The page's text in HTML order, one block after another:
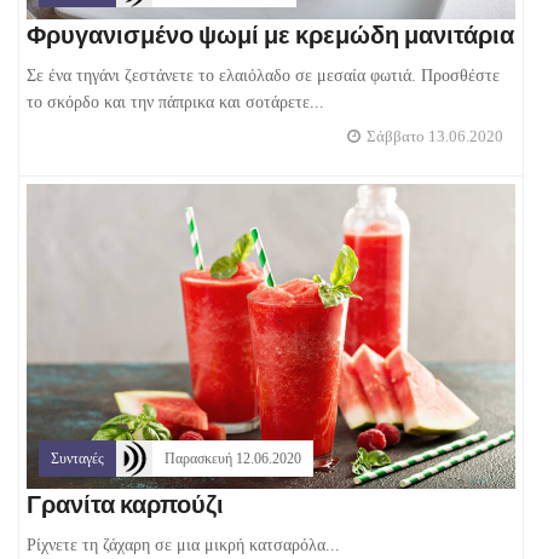
Φρυγανισμένο ψωμί με κρεμώδη μανιτάρια
Σε ένα τηγάνι ζεστάνετε το ελαιόλαδο σε μεσαία φωτιά. Προσθέστε
το σκόρδο και την πάπρικα και σοτάρετε...
Σάββατο 13.06.2020
Συνταγές Παρασκευή 12.06.2020
Γρανίτα καρπούζι
Ρίχνετε τη ζάχαρη σε μια μικρή κατσαρόλα...